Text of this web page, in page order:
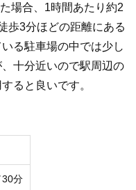
場合、1時間あたり約2
歩3分ほどの距離にある
る駐車場の中では少し
十分近いので駅周辺の
ると良いです。
30分